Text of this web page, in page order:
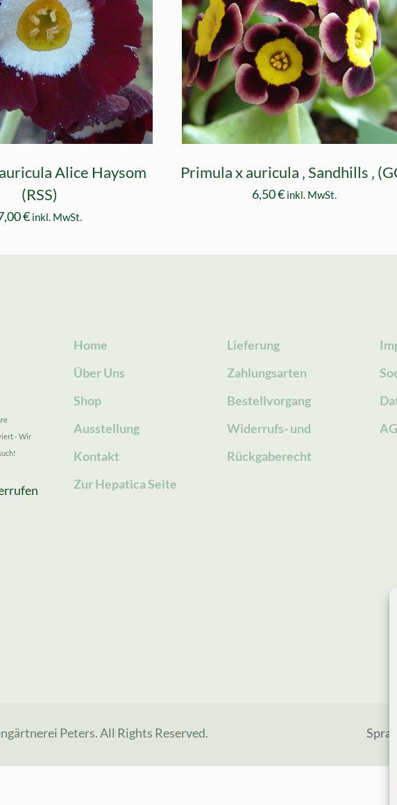
Alice Haysom
(RSS)
€ inkl. MwSt.
Primula x auricula ‚ Sandhills ‚
6,50€ inkl. MwSt.
- Wir
Home
Über Uns
Shop
Ausstellung
Kontakt
Zur Hepatica Seite
Lieferung
Zahlungsarten
Bestellvorgang
Widerrufs- und
Rückgaberecht
Peters. All Rights Reserved.